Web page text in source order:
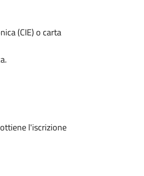
(CIE) o carta
l'iscrizione